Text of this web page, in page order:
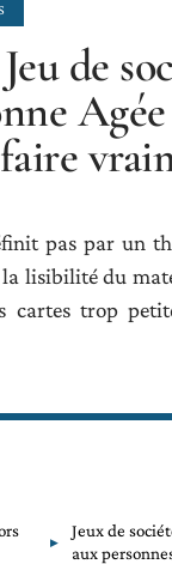
de
pas par un
lisibilité du
trop
Jeux de
aux